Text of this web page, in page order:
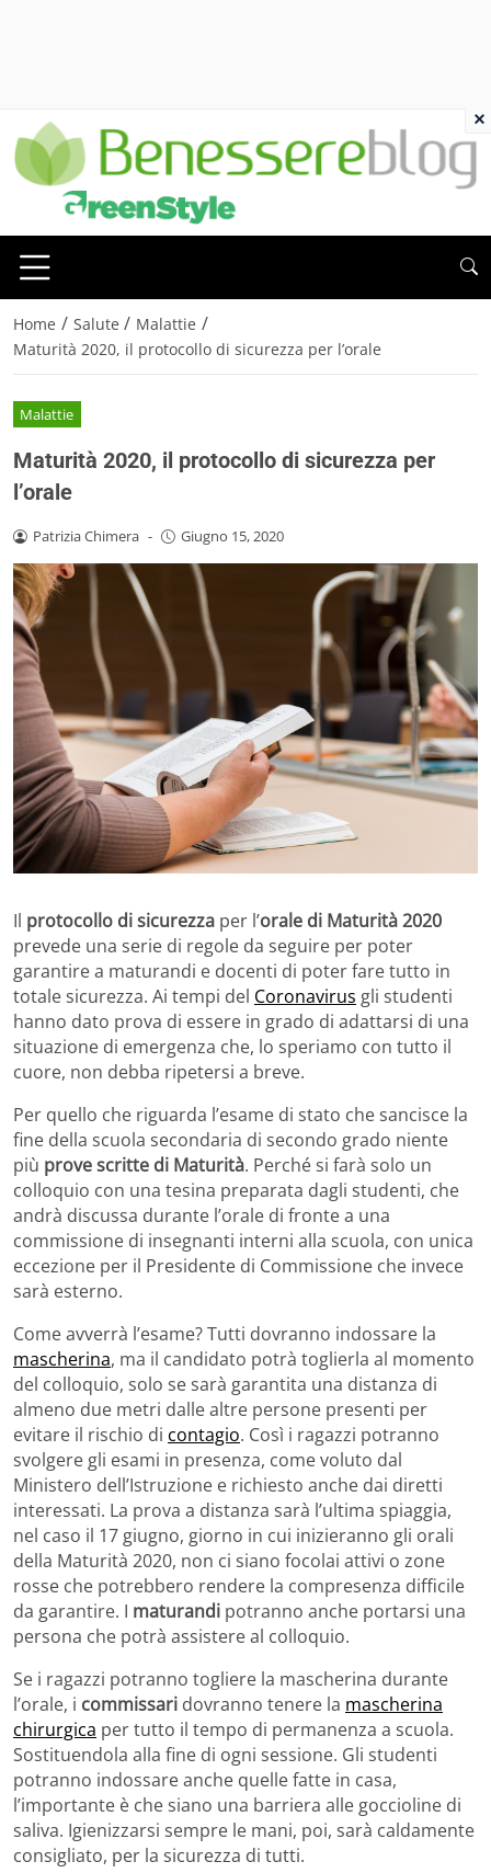
Home / Salute / Malattie /
Maturità 2020, il protocollo di sicurezza per l’orale
Malattie
Maturità 2020, il protocollo di sicurezza per
l’orale
Patrizia Chimera - Giugno 15, 2020
Il protocollo di sicurezza per l’orale di Maturità 2020
prevede una serie di regole da seguire per poter
garantire a maturandi e docenti di poter fare tutto in
totale sicurezza. Ai tempi del Coronavirus gli studenti
hanno dato prova di essere in grado di adattarsi di una
situazione di emergenza che, lo speriamo con tutto il
cuore, non debba ripetersi a breve.
Per quello che riguarda l’esame di stato che sancisce la
fine della scuola secondaria di secondo grado niente
più prove scritte di Maturità. Perché si farà solo un
colloquio con una tesina preparata dagli studenti, che
andrà discussa durante l’orale di fronte a una
commissione di insegnanti interni alla scuola, con unica
eccezione per il Presidente di Commissione che invece
sarà esterno.
Come avverrà l’esame? Tutti dovranno indossare la
mascherina, ma il candidato potrà toglierla al momento
del colloquio, solo se sarà garantita una distanza di
almeno due metri dalle altre persone presenti per
evitare il rischio di contagio. Così i ragazzi potranno
svolgere gli esami in presenza, come voluto dal
Ministero dell’Istruzione e richiesto anche dai diretti
interessati. La prova a distanza sarà l’ultima spiaggia,
nel caso il 17 giugno, giorno in cui inizieranno gli orali
della Maturità 2020, non ci siano focolai attivi o zone
rosse che potrebbero rendere la compresenza difficile
da garantire. I maturandi potranno anche portarsi una
persona che potrà assistere al colloquio.
Se i ragazzi potranno togliere la mascherina durante
l’orale, i commissari dovranno tenere la mascherina
chirurgica per tutto il tempo di permanenza a scuola.
Sostituendola alla fine di ogni sessione. Gli studenti
potranno indossare anche quelle fatte in casa,
l’importante è che siano una barriera alle goccioline di
saliva. Igienizzarsi sempre le mani, poi, sarà caldamente
consigliato, per la sicurezza di tutti.
×